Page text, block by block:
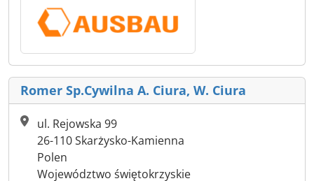
Romer Sp.Cywilna A. Ciura, W. Ciura
ul. Rejowska 99
26-110 Skarżysko-Kamienna
Polen
Województwo świętokrzyskie